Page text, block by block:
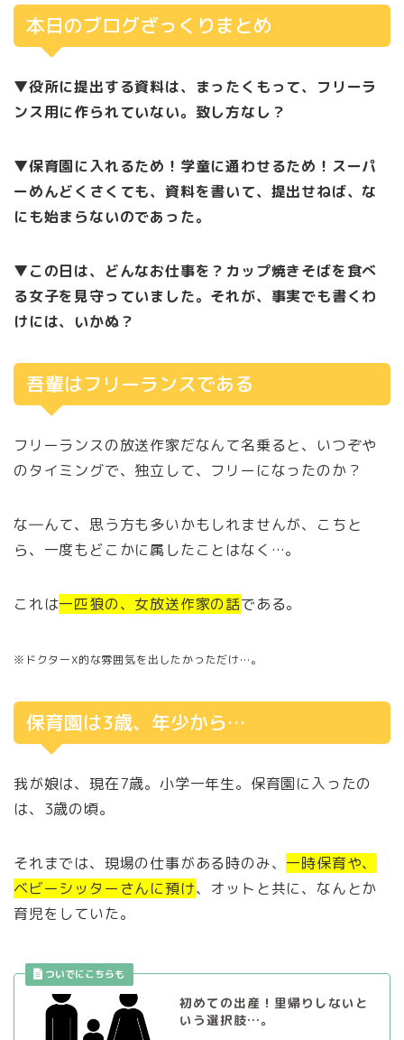
本日のブログざっくりまとめ
▼役所に提出する資料は、まったくもって、フリーラ
ンス用に作られていない。致し方なし？
▼保育園に入れるため！学童に通わせるため！スーパ
ーめんどくさくても、資料を書いて、提出せねば、な
にも始まらないのであった。
▼この日は、どんなお仕事を？カップ焼きそばを食べ
る女子を見守っていました。それが、事実でも書くわ
けには、いかぬ？
吾輩はフリーランスである
フリーランスの放送作家だなんて名乗ると、いつぞや
のタイミングで、独立して、フリーになったのか？
な―んて、思う方も多いかもしれませんが、こちと
ら、一度もどこかに属したことはなく…。
これは一匹狼の、女放送作家の話である。
※ドクターX的な雰囲気を出したかっただけ…。
保育園は3歳、年少から…
我が娘は、現在7歳。小学一年生。保育園に入ったの
は、3歳の頃。
それまでは、現場の仕事がある時のみ、 一時保育や、
ベビーシッターさんに預け、オットと共に、なんとか
育児をしていた。
初めての出産！里帰りしないと
いう選択肢…。